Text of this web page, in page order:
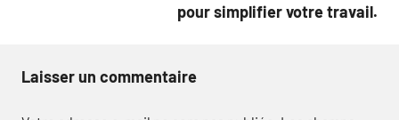
pour simplifier votre travail.
Laisser un commentaire